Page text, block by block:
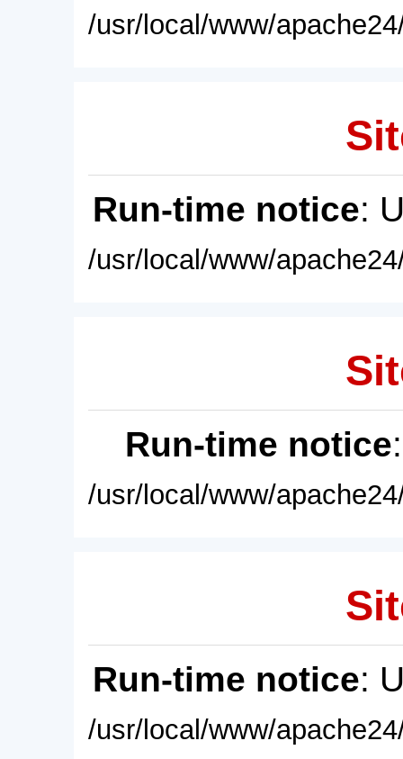
/usr/local/www/
Run-time notice:
/usr/local/www/
Run-time notice
/usr/local/www/
Run-time notice:
/usr/local/www/